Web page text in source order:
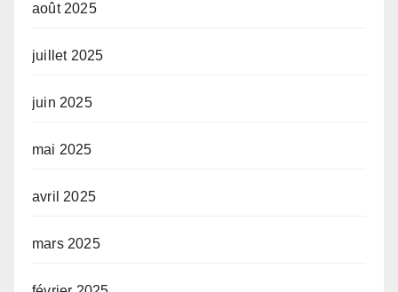
août 2025
juillet 2025
juin 2025
mai 2025
avril 2025
mars 2025